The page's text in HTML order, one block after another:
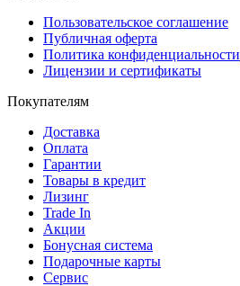
Пользовательское соглашение
Публичная оферта
Политика конфиденциальности
Лицензии и сертификаты
Покупателям
Доставка
Оплата
Гарантии
Товары в кредит
Лизинг
Trade In
Акции
Бонусная система
Подарочные карты
Сервис